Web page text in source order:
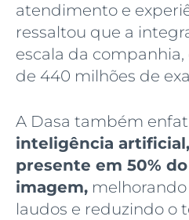
atendimento e
ressaltou que a
escala da
de 440 milhões de
A Dasa também
inteligência
presente em 50%
imagem,
laudos e reduzindo o